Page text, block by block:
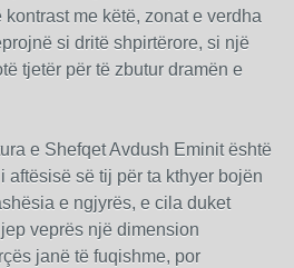
me këtë, zonat e verdha
si dritë shpirtërore, si një
tjetër për të zbutur dramën e
e Shefqet Avdush Eminit është
aftësisë së tij për ta kthyer bojën
e ngjyrës, e cila duket
veprës një dimension
janë të fuqishme, por